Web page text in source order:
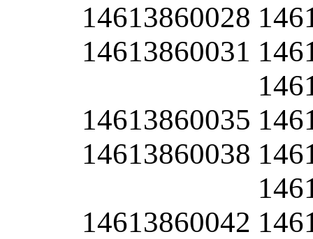
14613860028
14613860031
14613860035
14613860038
14613860042